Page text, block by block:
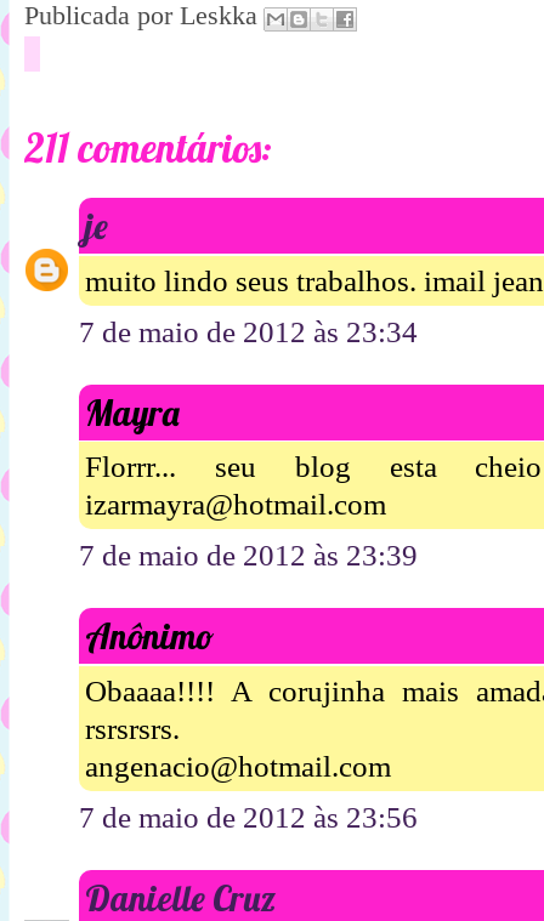
Publicada por Leskka
211 comentários:
je
muito lindo seus trabalhos. imail
7 de maio de 2012 às 23:34
Mayra
Florrr... seu blog esta
izarmayra@hotmail.com
7 de maio de 2012 às 23:39
Anônimo
Obaaaa!!!! A corujinha mais
rsrsrsrs.
angenacio@hotmail.com
7 de maio de 2012 às 23:56
Danielle Cruz